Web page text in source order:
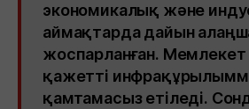
экономикалық және
аймақтарда дайын
жоспарланған. Мемлекет
қажетті
қамтамасыз етіледі.